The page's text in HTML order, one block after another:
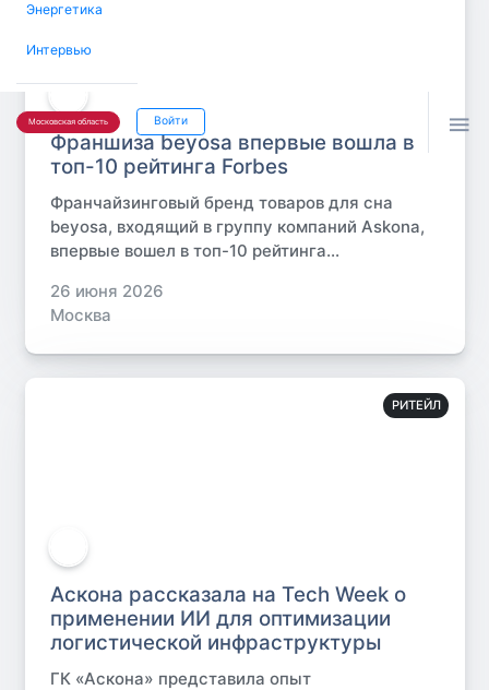
Энергетика
Интервью
Московская область Войти 
Франшиза beyosa впервые вошла в
топ-10 рейтинга Forbes
Франчайзинговый бренд товаров для сна
beyosa, входящий в группу компаний Askona,
впервые вошел в топ-10 рейтинга...
26 июня 2026
Москва
РИТЕЙЛ
Аскона рассказала на Tech Week о
применении ИИ для оптимизации
логистической инфраструктуры
ГК «Аскона» представила опыт